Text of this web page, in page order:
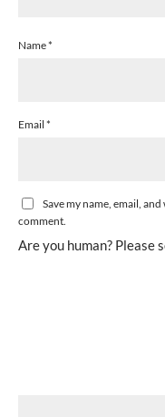
Name*
Email *
Save my name, email,
comment.
Are you human? Please